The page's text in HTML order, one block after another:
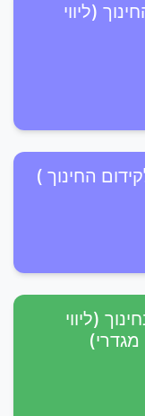
(ליווי
החינוך )
(ליווי
מגדרי)